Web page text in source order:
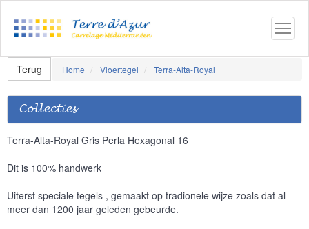
Terug Home Vloertegel Terra-Alta-Royal
Collecties
Terra-Alta-Royal Gris Perla Hexagonal 16
Dit is 100% handwerk
Uiterst speciale tegels , gemaakt op tradionele wijze zoals dat al
meer dan 1200 jaar geleden gebeurde.